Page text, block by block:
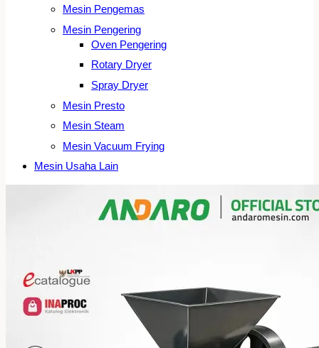
Mesin Pengemas
Mesin Pengering
Oven Pengering
Rotary Dryer
Spray Dryer
Mesin Presto
Mesin Steam
Mesin Vacuum Frying
Mesin Usaha Lain